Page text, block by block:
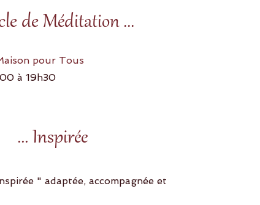
de Méditation ...
pour Tous
à 19h30
... Inspirée
" adaptée, accompagnée et